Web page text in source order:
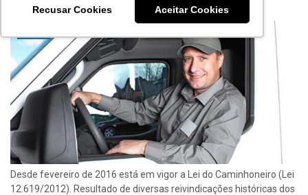
Recusar Cookies Aceitar Cookies
ANA JULIA ALVES 21 DE JUNHO DE 2021
Desde fevereiro de 2016 está em vigor a Lei do Caminhoneiro (Lei
12.619/2012). Resultado de diversas reivindicações históricas dos